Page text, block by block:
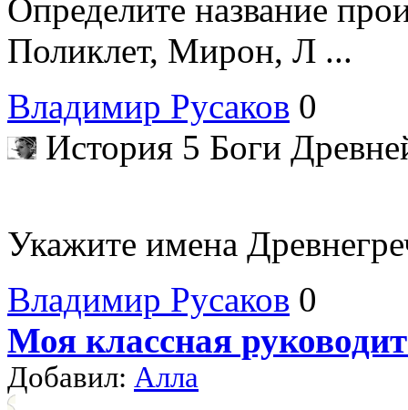
Определите название
Поликлет, Мирон, Л ...
Владимир Русаков 0
История 5 Боги
Укажите имена
Владимир Русаков 0
Моя классная
Добавил: Алла